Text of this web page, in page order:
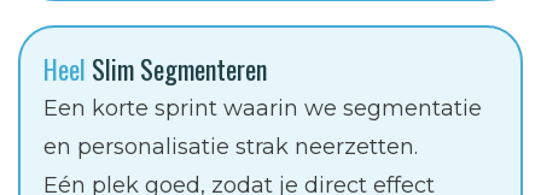
Heel Slim Segmenteren
Een korte sprint waarin we segmentatie
en personalisatie strak neerzetten.
Eén plek goed, zodat je direct effect